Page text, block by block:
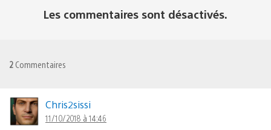
Les commentaires sont désactivés.
2 Commentaires
Chris2sissi
11/10/2018 à 14:46